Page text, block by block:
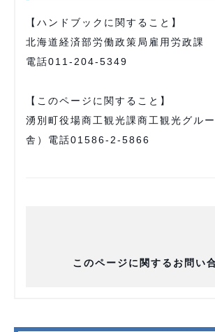
【ハンドブックに関すること】
北海道経済部労働政策局雇用労政課
電話011-204-5349
【このページに関すること】
湧別町役場商工観光課商工観光グル
舎）電話01586-2-5866
このページに関するお問い